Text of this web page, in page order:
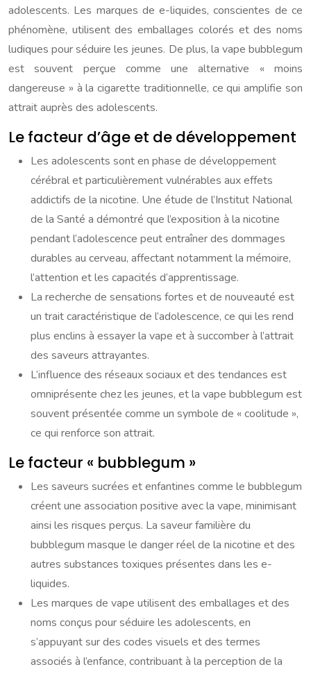
adolescents. Les marques de e-liquides, conscientes de ce
phénomène, utilisent des emballages colorés et des noms
ludiques pour séduire les jeunes. De plus, la vape bubblegum
est souvent perçue comme une alternative « moins
dangereuse » à la cigarette traditionnelle, ce qui amplifie son
attrait auprès des adolescents.
Le facteur d’âge et de développement
Les adolescents sont en phase de développement
cérébral et particulièrement vulnérables aux effets
addictifs de la nicotine. Une étude de l’Institut National
de la Santé a démontré que l’exposition à la nicotine
pendant l’adolescence peut entraîner des dommages
durables au cerveau, affectant notamment la mémoire,
l’attention et les capacités d’apprentissage.
La recherche de sensations fortes et de nouveauté est
un trait caractéristique de l’adolescence, ce qui les rend
plus enclins à essayer la vape et à succomber à l’attrait
des saveurs attrayantes.
L’influence des réseaux sociaux et des tendances est
omniprésente chez les jeunes, et la vape bubblegum est
souvent présentée comme un symbole de « coolitude »,
ce qui renforce son attrait.
Le facteur « bubblegum »
Les saveurs sucrées et enfantines comme le bubblegum
créent une association positive avec la vape, minimisant
ainsi les risques perçus. La saveur familière du
bubblegum masque le danger réel de la nicotine et des
autres substances toxiques présentes dans les e-
liquides.
Les marques de vape utilisent des emballages et des
noms conçus pour séduire les adolescents, en
s’appuyant sur des codes visuels et des termes
associés à l’enfance, contribuant à la perception de la